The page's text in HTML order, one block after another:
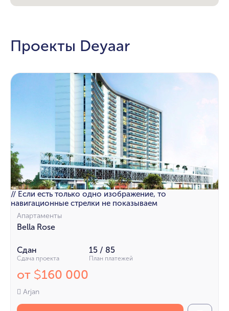
Проекты Deyaar
// Если есть только одно изображение, то
навигационные стрелки не показываем
Апартаменты
Bella Rose
Сдан
Сдача проекта
15 / 85
План платежей
от $160 000
Arjan